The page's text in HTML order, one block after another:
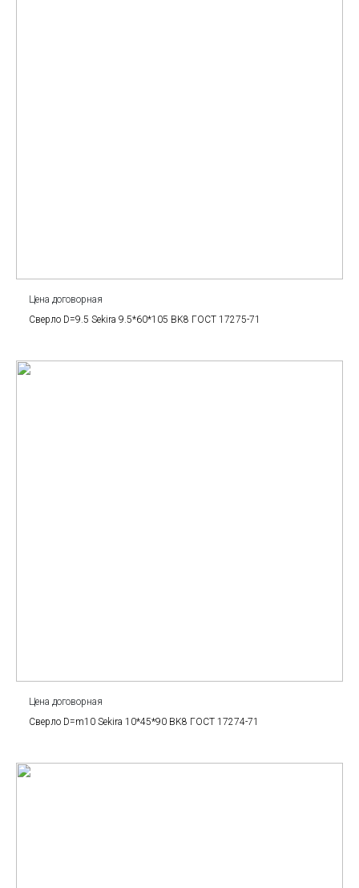
Цена договорная
Сверло D=9.5 Sekira 9.5*60*105 BK8 ГОСТ 17275-71
Цена договорная
Сверло D=m10 Sekira 10*45*90 BK8 ГОСТ 17274-71